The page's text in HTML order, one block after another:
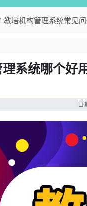
统常见问题-
教培机构管理系统常见
管理系统哪个
理系统哪个
日